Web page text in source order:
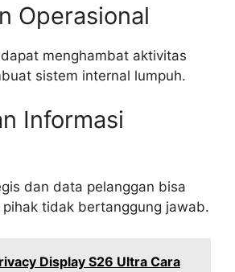
Operasional
menghambat aktivitas
sistem internal lumpuh.
Informasi
dan data pelanggan bisa
tidak bertanggung jawab.
Display S26 Ultra Cara